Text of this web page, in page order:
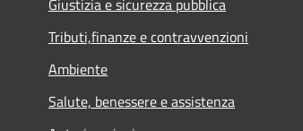
Tributi,finanze e contravvenzioni
Ambiente
Salute, benessere e assistenza